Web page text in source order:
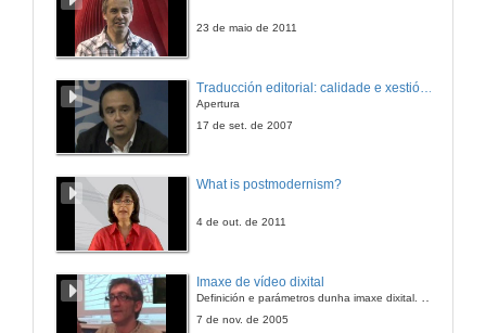
23 de maio de 2011
Apertura
17 de set. de 2007
What is postmodernism?
4 de out. de 2011
Imaxe de vídeo dixital
Definición e parámetros dunha imaxe dixital. Resolución e Aspecto. Profundidade da cor. Compresión. Frame por segundo. Entrelazado. Campos, cadros
7 de nov. de 2005